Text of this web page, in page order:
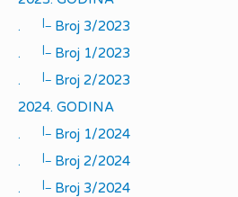
.
|_
Broj 3/2023
.
|_
Broj 1/2023
.
|_
Broj 2/2023
2024. GODINA
.
|_
Broj 1/2024
.
|_
Broj 2/2024
.
|_
Broj 3/2024